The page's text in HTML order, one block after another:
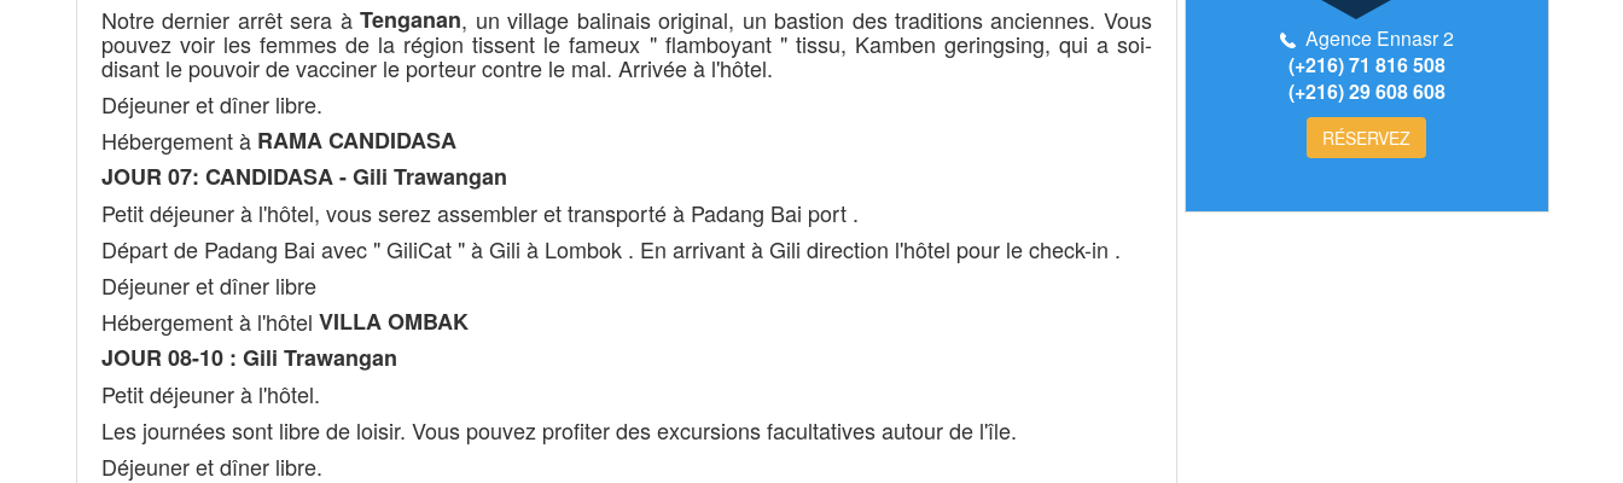
Notre dernier arrêt sera àTenganan, un village balinais original, un bastion des traditions anciennes. Vous
pouvez voir les femmes de la région tissent le fameux " flamboyant " tissu, Kamben geringsing, qui a soi-
disant le pouvoir de vacciner le porteur contre le mal. Arrivée à l'hôtel.
Déjeuner et dîner libre.
Hébergement à RAMA CANDIDASA
JOUR 07: CANDIDASA - Gili Trawangan
Petit déjeuner à l'hôtel, vous serez assembler et transporté à Padang Bai port .
Départ de Padang Bai avec " GiliCat " à Gili à Lombok . En arrivant à Gili direction l'hôtel pour le check-in .
Déjeuner et dîner libre
Hébergement à l'hôtel VILLA OMBAK
JOUR 08-10 : Gili Trawangan
Petit déjeuner à l'hôtel.
Les journées sont libre de loisir. Vous pouvez profiter des excursions facultatives autour de l'île.
Déjeuner et dîner libre.
Agence Ennasr 2
(+216) 71 816 508
(+216) 29 608 608
RÉSERVEZ